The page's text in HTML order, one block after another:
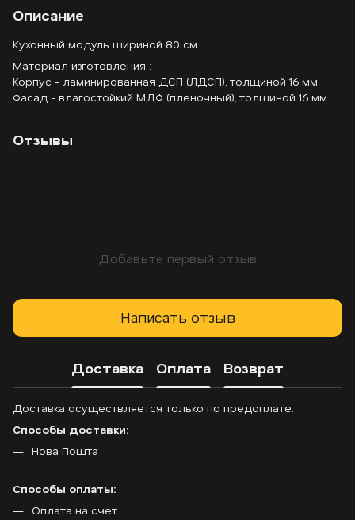
Описание
Кухонный модуль шириной 80 см.
Материал изготовления :
Корпус - ламинированная ДСП (ЛДСП), толщиной 16 мм.
Фасад - влагостойкий МДФ (пленочный), толщиной 16 мм.
Отзывы
Добавьте первый отзыв
Написать отзыв
Доставка Оплата Возврат
Доставка осуществляется только по предоплате.
Способы доставки:
Нова Пошта
Способы оплаты:
Оплата на счет